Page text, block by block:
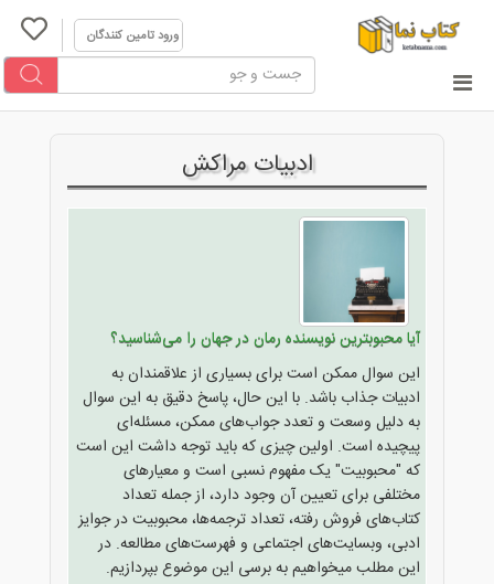
ورود تامین کنندگان
ادبیات مراکش
آیا محبوبترین نویسنده رمان در جهان را می‌شناسید؟
این سوال ممکن است برای بسیاری از علاقمندان به
ادبیات جذاب باشد. با این حال، پاسخ دقیق به این سوال
به دلیل وسعت و تعدد جواب‌های ممکن، مسئله‌ای
پیچیده است. اولین چیزی که باید توجه داشت این است
که "محبوبیت" یک مفهوم نسبی است و معیارهای
مختلفی برای تعیین آن وجود دارد، از جمله تعداد
کتاب‌های فروش رفته، تعداد ترجمه‌ها، محبوبیت در جوایز
ادبی، وبسایت‌های اجتماعی و فهرست‌های مطالعه. در
این مطلب میخواهیم به برسی این موضوع بپردازیم.